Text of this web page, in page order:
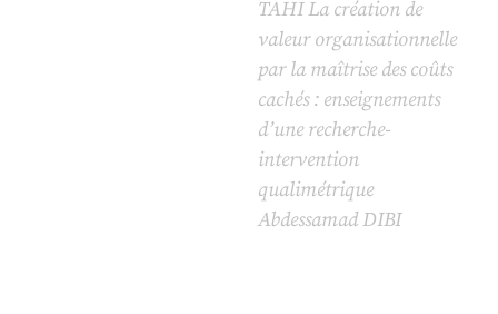
TAHI La création de
valeur organisationnelle
par la maîtrise des coûts
cachés : enseignements
d’une recherche-
intervention
qualimétrique
Abdessamad DIBI